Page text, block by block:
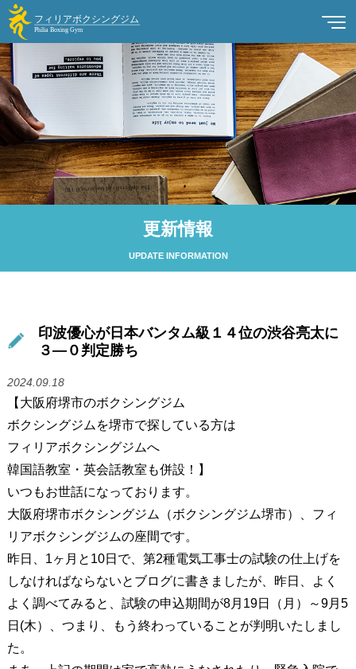
更新情報
UPDATE INFORMATION
印波優心が日本バンタム級１４位の渋谷亮太に
３―０判定勝ち
2024.09.18
【大阪府堺市のボクシングジム
ボクシングジムを堺市で探している方は
フィリアボクシングジムへ
韓国語教室・英会話教室も併設！】
いつもお世話になっております。
大阪府堺市ボクシングジム（ボクシングジム堺市）、フィ
リアボクシングジムの座間です。
昨日、1ヶ月と10日で、第2種電気工事士の試験の仕上げを
しなければならないとブログに書きましたが、昨日、よく
よく調べてみると、試験の申込期間が8月19日（月）～9月5
日(木）、つまり、もう終わっていることが判明いたしまし
た。